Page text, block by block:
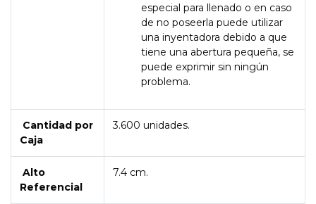
especial para llenado o en caso
de no poseerla puede utilizar
una inyentadora debido a que
tiene una abertura pequeña, se
puede exprimir sin ningún
problema.
Cantidad por
Caja
3.600 unidades.
Alto
Referencial
7.4 cm.